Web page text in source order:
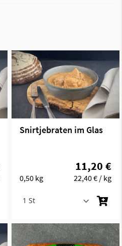
Snirtjebraten im Glas
0,50 kg
11,20 €
22,40 €/ kg